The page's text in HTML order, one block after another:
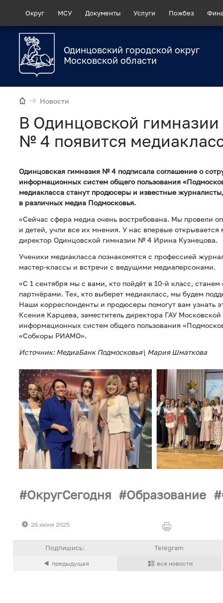
Округ МСУ Документы Услуги Пожбез
Одинцовский городской округ
Московской области
Новости
В Одинцовской гимназии
№ 4 появится
Одинцовская гимназия № 4 подписала соглашение о
информационных систем общего пользования
медиакласса станут продюсеры и известные
в различных медиа Подмосковья.
«Сейчас сфера медиа очень востребована. Мы провели
и детей, учли все их мнения. У нас впервые открывается
директор Одинцовской гимназии № 4 Ирина Кузнецова.
Ученики медиакласса познакомятся с профессией
мастер-классы и встречи с ведущими медиаперсонами.
«С 1 сентября мы с вами, кто пойдёт в 10-й класс, станем
партнёрами. Тех, кто выберет медиакласс, мы будем
Наши корреспонденты и продюсеры помогут вам узнать
Ксения Карцева, заместитель директора ГАУ Московской
информационных систем общего пользования
«Собкоры РИАМО».
Источник: МедиаБанк Подмосковья\ Мария Шматкова
ОкругСегодня Образование
26 июня 2025